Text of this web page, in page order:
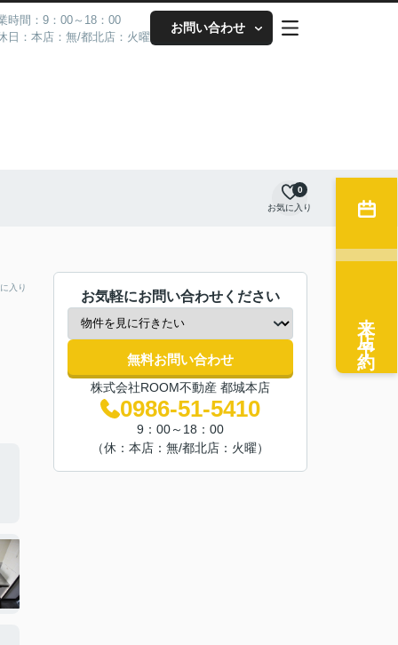
時間：9：00～18：00
日：本店：無/都北店：火曜
お問い合わせ
お気に入り
0
入り
お気軽にお問い合わせください
無料お問い合わせ
株式会社ROOM不動産 都城本店
0986-51-5410
9：00～18：00
（休：本店：無/都北店：火曜）
来店予約